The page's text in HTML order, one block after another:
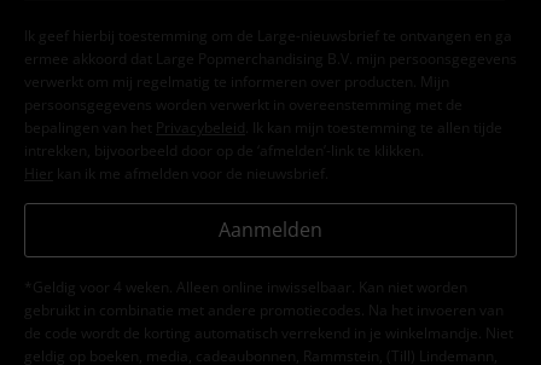
Ik geef hierbij toestemming om de Large-nieuwsbrief te ontvangen en ga
ermee akkoord dat Large Popmerchandising B.V. mijn persoonsgegevens
verwerkt om mij regelmatig te informeren over producten. Mijn
persoonsgegevens worden verwerkt in overeenstemming met de
bepalingen van het
Privacybeleid . Ik kan mijn toestemming te allen tijde
intrekken, bijvoorbeeld door op de ‘afmelden’-link te klikken.
Hier kan ik me afmelden voor de nieuwsbrief.
Aanmelden
*Geldig voor 4 weken. Alleen online inwisselbaar. Kan niet worden
gebruikt in combinatie met andere promotiecodes. Na het invoeren van
de code wordt de korting automatisch verrekend in je winkelmandje. Niet
geldig op boeken, media, cadeaubonnen, Rammstein, (Till) Lindemann,